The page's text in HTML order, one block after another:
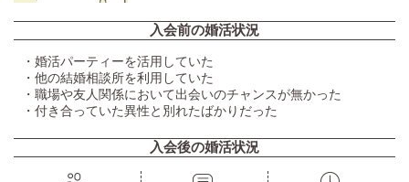
入会前の婚活状況
・婚活パーティーを活用していた
・他の結婚相談所を利用していた
・職場や友人関係において出会いのチャンスが無かった
・付き合っていた異性と別れたばかりだった
入会後の婚活状況